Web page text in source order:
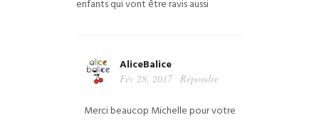
enfants qui vont êtreravis aussi
AliceBalice
Fév 28, 2017 Répondre
Merci beaucop Michelle pour votre